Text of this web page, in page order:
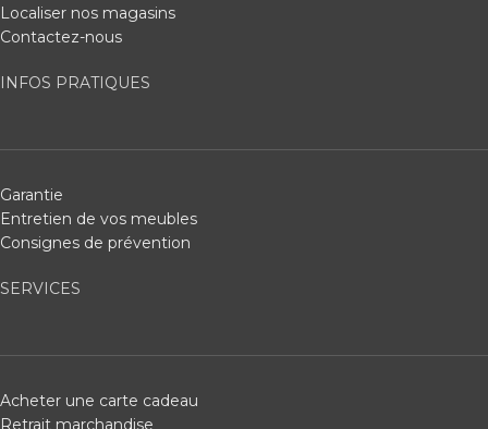
Localiser nos magasins
Contactez-nous
INFOS PRATIQUES
Garantie
Entretien de vos meubles
Consignes de prévention
SERVICES
Acheter une carte cadeau
Retrait marchandise